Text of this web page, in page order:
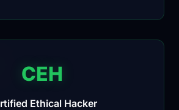
CEH
Ethical Hacker